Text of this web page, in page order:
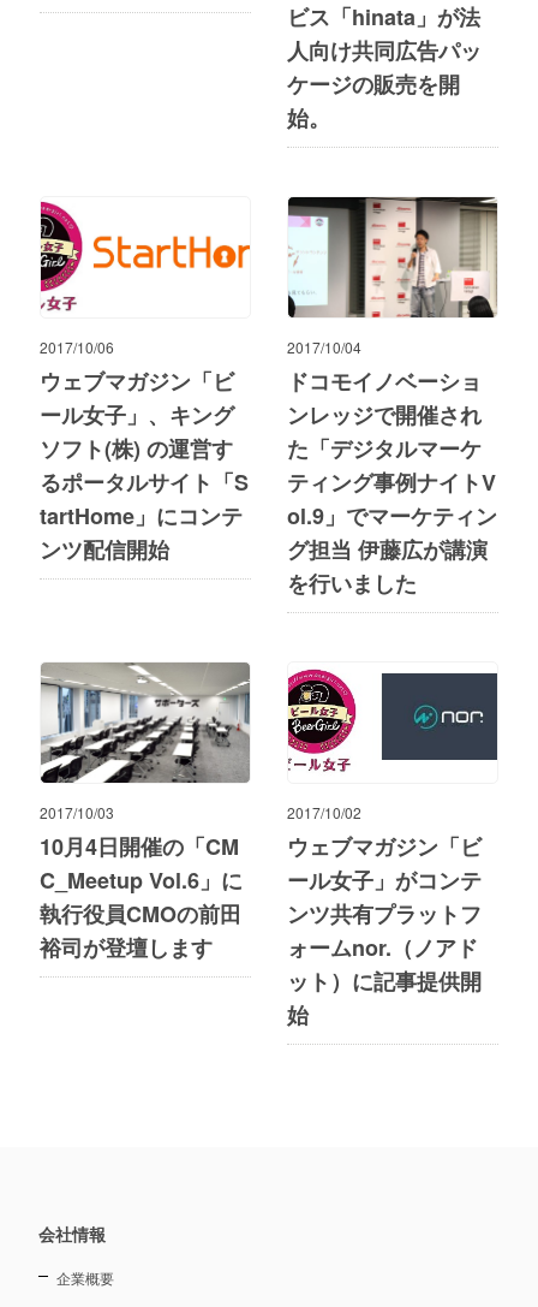
ビス「hinata」が法
人向け共同広告パッ
ケージの販売を開
始。
2017/10/06
ウェブマガジン「ビ
ール女子」、キング
ソフト(株) の運営す
るポータルサイト「S
tartHome」にコンテ
ンツ配信開始
2017/10/04
ドコモイノベーショ
ンレッジで開催され
た「デジタルマーケ
ティング事例ナイトV
ol.9」でマーケティン
グ担当 伊藤広が講演
を行いました
2017/10/03
10月4日開催の「CM
C_Meetup Vol.6」に
執行役員CMOの前田
裕司が登壇します
2017/10/02
ウェブマガジン「ビ
ール女子」がコンテ
ンツ共有プラットフ
ォームnor.（ノアド
ット）に記事提供開
始
会社情報
企業概要